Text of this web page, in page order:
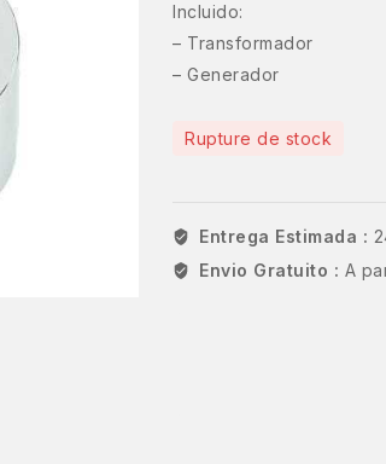
Incluido:
– Transformador
– Generador
Rupture de stock
Entrega Estimada :
Envio Gratuito : A